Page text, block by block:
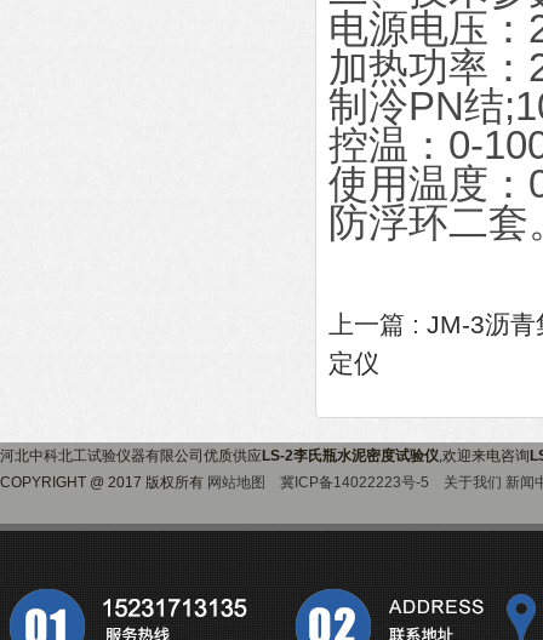
电源电压
加热功率：
制冷PN结
控温：0-
使用温度
防浮环二套
上一篇 : JM-3沥青
定仪
河北中科北工试验仪器有限公司优质供应 LS-2李氏瓶水泥密度试验仪,欢迎来电咨询
COPYRIGHT @ 2017 版权所有 网站地图 冀ICP备14022223号-5 关于我们 新闻